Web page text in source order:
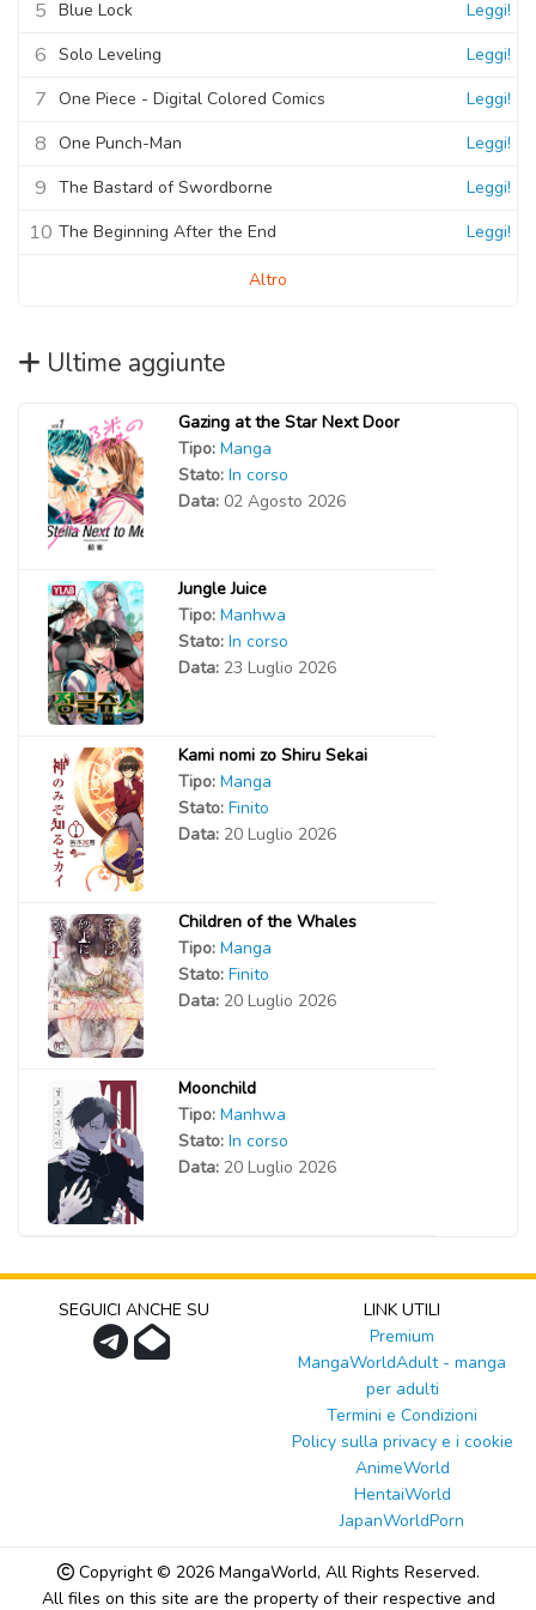
Capitolo 01
5 Blue Lock Leggi!
6 Solo Leveling Leggi!
7 One Piece - Digital Colored Comics Leggi!
8 One Punch-Man Leggi!
9 The Bastard of Swordborne Leggi!
10 The Beginning After the End Leggi!
Altro
Ultime aggiunte
Gazing at the Star Next Door
Tipo: Manga
Stato: In corso
Data: 02 Agosto 2026
Jungle Juice
Tipo: Manhwa
Stato: In corso
Data: 23 Luglio 2026
Kami nomi zo Shiru Sekai
Tipo: Manga
Stato: Finito
Data: 20 Luglio 2026
Children of the Whales
Tipo: Manga
Stato: Finito
Data: 20 Luglio 2026
Moonchild
Tipo: Manhwa
Stato: In corso
Data: 20 Luglio 2026
SEGUICI ANCHE SU
LINK UTILI
Premium
MangaWorldAdult - manga
per adulti
Termini e Condizioni
Policy sulla privacy e i cookie
AnimeWorld
HentaiWorld
JapanWorldPorn
Copyright © 2026 MangaWorld, All Rights Reserved.
All files on this site are the property of their respective and